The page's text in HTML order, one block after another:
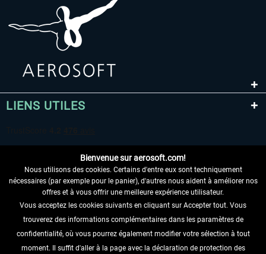
LIENS UTILES
RENONCER AU CONTRAT ICI
INFORMATIONS
Bienvenue sur aerosoft.com!
Nous utilisons des cookies. Certains d'entre eux sont techniquement
nécessaires (par exemple pour le panier), d'autres nous aident à améliorer nos
offres et à vous offrir une meilleure expérience utilisateur.
Vous acceptez les cookies suivants en cliquant sur Accepter tout. Vous
trouverez des informations complémentaires dans les paramètres de
confidentialité, où vous pourrez également modifier votre sélection à tout
moment. Il suffit d'aller à la page avec la déclaration de protection des